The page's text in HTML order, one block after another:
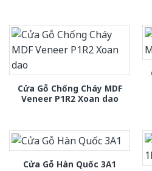
Cửa Gỗ Chống Cháy MDF
Veneer P1R2 Xoan dao
Cửa Gỗ Hàn Quốc 3A1